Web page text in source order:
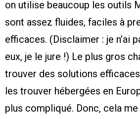
on utilise beaucoup les outils
sont assez fluides, faciles à
efficaces. (Disclaimer : je n’ai
eux, je le jure !) Le plus gros
trouver des solutions
les trouver hébergées en
plus compliqué. Donc, cela